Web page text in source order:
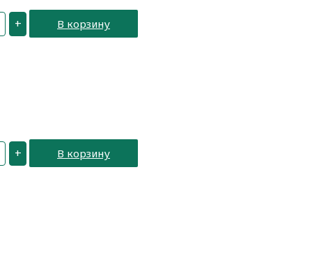
+ В корзину
+ В корзину